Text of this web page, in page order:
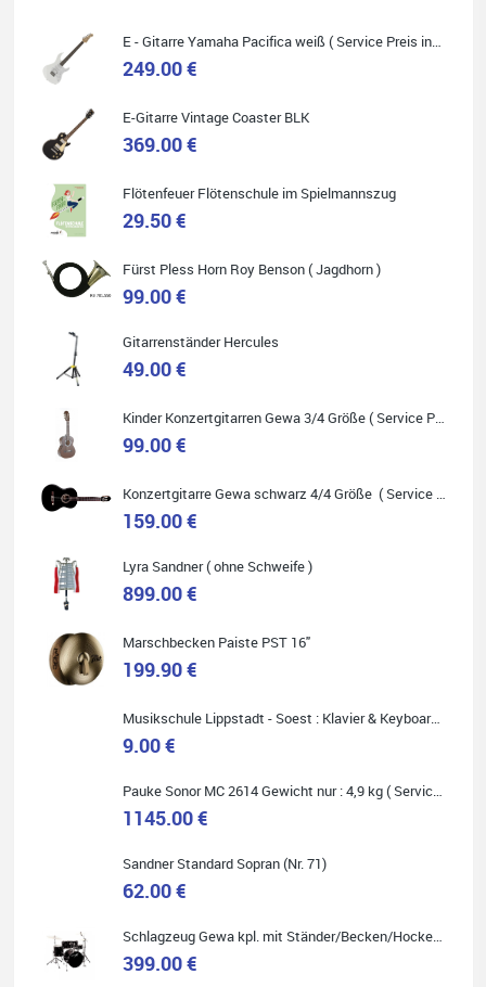
Quelle: Google-Rezension
Helene Balluff
Das Musikhaus Stöppel ist super!
Ich habe eine Westerngitarre gekauft.
Die Qualität und das Preis-Leistungsverhältnis sind erstaunlich.
ich empfehle es jedem der sich ein Musikinstrument zulegen
möchte.
Carsten Spiegel
Ich war auf der Suche nach einem neuen Keyboard und bin
telefonisch. Nachdem die Entscheidung zum Kauf gefallen war,
wurde alles zusammengestellt, so dass ich alles nur noch
abholen musste. Top!
Quelle: Google-Rezension
Ich bin super zufrieden mit meiner neuen Ukulele! Einfach am
Freitag vorbeigekommen, eben geklingelt und top beraten
worden. Ich würde den Besuch im Musikgeschäft Stöppel jedem
Onlineshopping vorziehen.
E - Gitarre Yamaha Pacifica weiß ( Service Preis inkl. Werkstatt Service )
249.00 €
E-Gitarre Vintage Coaster BLK
369.00 €
Flötenfeuer Flötenschule im Spielmannszug
29.50 €
Fürst Pless Horn Roy Benson ( Jagdhorn )
99.00 €
Gitarrenständer Hercules
49.00 €
Kinder Konzertgitarren Gewa 3/4 Größe ( Service Preis inkl. Werkstatt Service )
99.00 €
Konzertgitarre Gewa schwarz 4/4 Größe ( Service Preis inkl. Werkstatt Service )
159.00 €
Lyra Sandner ( ohne Schweife )
899.00 €
Marschbecken Paiste PST 16"
199.90 €
Musikschule Lippstadt - Soest : Klavier & Keyboardunterricht
9.00 €
Pauke Sonor MC 2614 Gewicht nur : 4,9 kg ( Service Preis inkl. Werkstatt Service )
1145.00 €
Sandner Standard Sopran (Nr. 71)
62.00 €
Schlagzeug Gewa kpl. mit Ständer/Becken/Hocker DER RENNER ! (Service Preis inkl. Werkstatt Service)
399.00 €